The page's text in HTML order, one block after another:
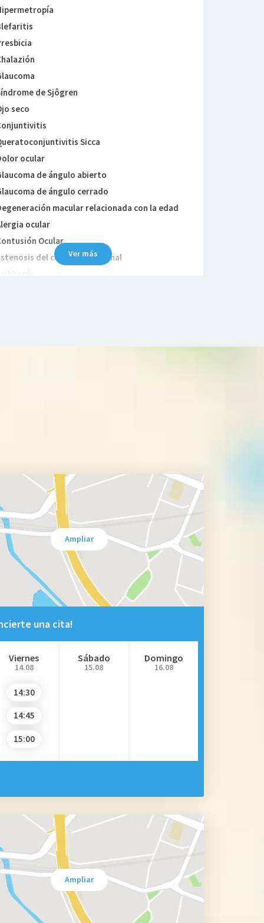
de Sjôgren
seco
Sicca
ocular
de ángulo abierto
de ángulo cerrado
macular relacionada con la edad
ocular
Ocular
del conducto lagrimal
Ambliopía
Ver más
Ampliar
una cita!
Viernes
14.08
14:30
14:45
15:00
Sábado
15.08
Domingo
16.08
Ampliar